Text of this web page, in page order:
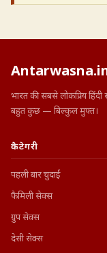
भारत की सबसे लोकप्रिय
बहुत कुछ — बिल्कुल मुफ्त।
कैटेगरी
पहली बार चुदाई
फैमिली सेक्स
ग्रुप सेक्स
देसी सेक्स